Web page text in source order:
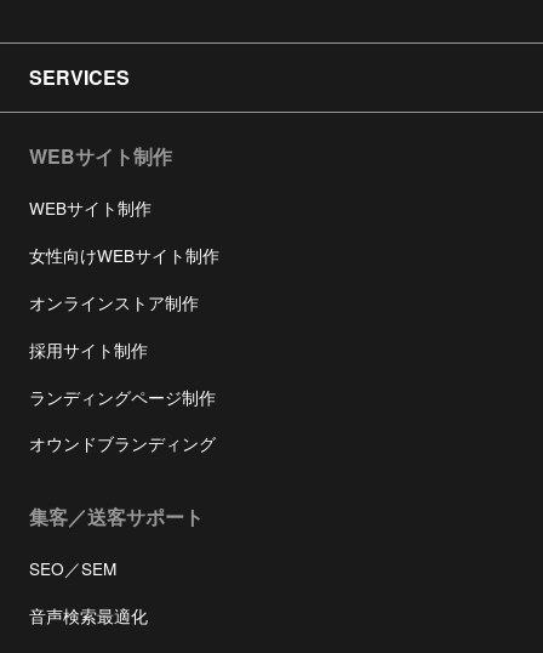
SERVICES
WEBサイト制作
WEBサイト制作
女性向けWEBサイト制作
オンラインストア制作
採用サイト制作
ランディングページ制作
オウンドブランディング
集客／送客サポート
SEO／SEM
音声検索最適化